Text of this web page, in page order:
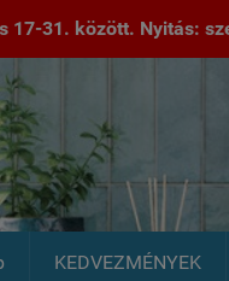
17-31. között. Nyitás:
KEDVEZMÉNYEK